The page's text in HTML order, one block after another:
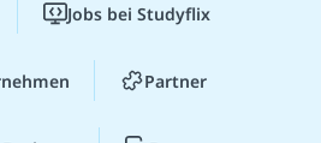
Jobs bei Studyflix
Partner